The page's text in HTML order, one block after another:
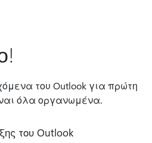
του Outlook για πρώτη
όλα οργανωμένα.
του Outlook